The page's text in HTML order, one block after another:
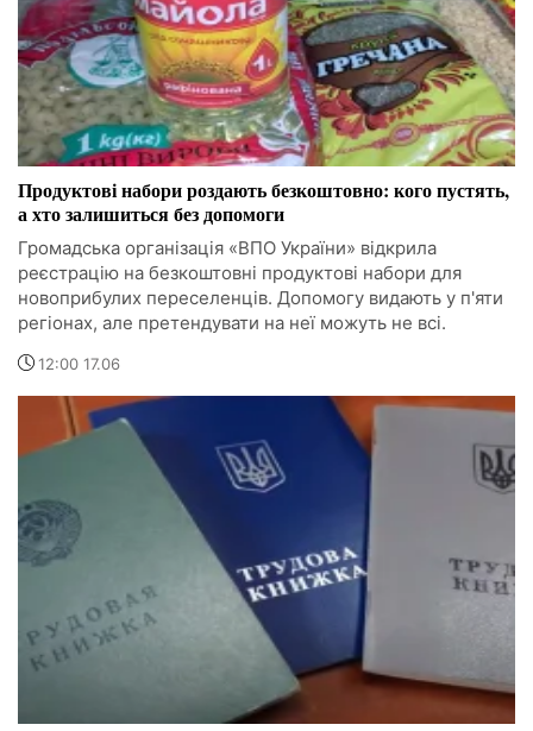
Продуктові набори роздають безкоштовно: кого пустять,
а хто залишиться без допомоги
Громадська організація «ВПО України» відкрила
реєстрацію на безкоштовні продуктові набори для
новоприбулих переселенців. Допомогу видають у п'яти
регіонах, але претендувати на неї можуть не всі.
12:00 17.06